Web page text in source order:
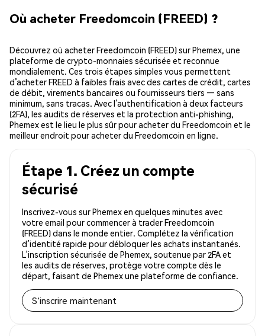
Où acheter Freedomcoin (FREED) ?
Découvrez où acheter Freedomcoin (FREED) sur Phemex, une
plateforme de crypto-monnaies sécurisée et reconnue
mondialement. Ces trois étapes simples vous permettent
d’acheter FREED à faibles frais avec des cartes de crédit, cartes
de débit, virements bancaires ou fournisseurs tiers — sans
minimum, sans tracas. Avec l’authentification à deux facteurs
(2FA), les audits de réserves et la protection anti-phishing,
Phemex est le lieu le plus sûr pour acheter du Freedomcoin et le
meilleur endroit pour acheter du Freedomcoin en ligne.
Étape 1. Créez un compte
sécurisé
Inscrivez-vous sur Phemex en quelques minutes avec
votre email pour commencer à trader Freedomcoin
(FREED) dans le monde entier. Complétez la vérification
d’identité rapide pour débloquer les achats instantanés.
L’inscription sécurisée de Phemex, soutenue par 2FA et
les audits de réserves, protège votre compte dès le
départ, faisant de Phemex une plateforme de confiance.
S'inscrire maintenant